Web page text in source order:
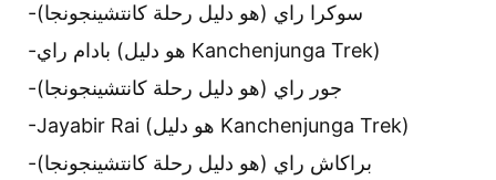
-سوكرا راي (هو دليل رحلة كانتشينجونجا)
-بادام راي (هو دليل Kanchenjunga Trek)
-جور راي (هو دليل رحلة كانتشينجونجا)
-Jayabir Rai (هو دليل Kanchenjunga Trek)
-براكاش راي (هو دليل رحلة كانتشينجونجا)